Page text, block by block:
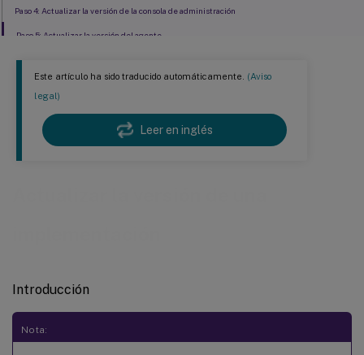
Este artículo ha sido traducido automáticamente. (Aviso
legal)
Leer en inglés
Introducción
Nota:
Paso 4: Actualizar la versión de la consola de administración
Paso 5: Actualizar la versión del agente